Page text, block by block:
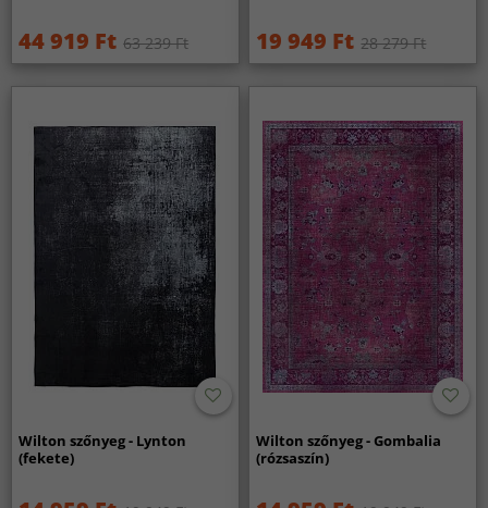
44 919 Ft 63 239 Ft 19 949 Ft 28 279 Ft
Wilton szőnyeg - Lynton
(fekete)
Wilton szőnyeg - Gombalia
(rózsaszín)